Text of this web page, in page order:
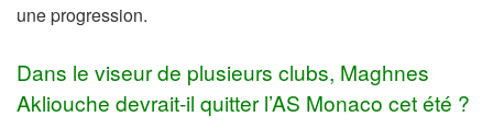
une progression.
Dans le viseur de plusieurs clubs, Maghnes
Akliouche devrait-il quitter l’AS Monaco cet été ?